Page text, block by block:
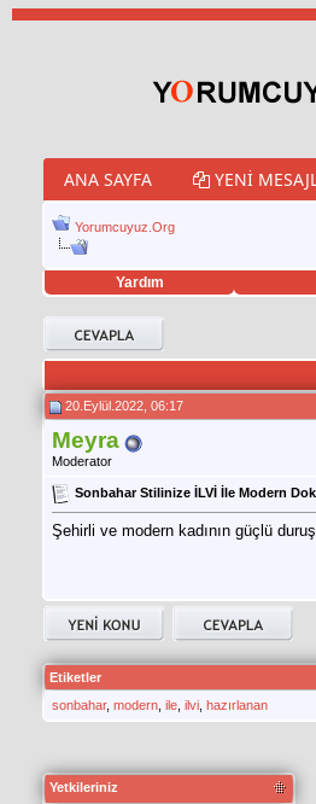
ANA SAYFA YENI
Yorumcuyuz.Org
Yardım
hilesi
20.Eylül.2022, 06:17
Meyra
Moderator
Sonbahar Stilinize İLVİ İle Modern
Şehirli ve modern kadının güçlü
Etiketler
sonbahar, modern ile ilvi hazırlanan
Yetkileriniz